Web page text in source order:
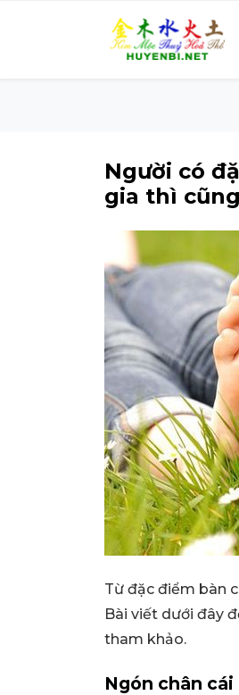
Người có
gia thì
Từ đặc điểm bàn
Bài viết dưới đây
tham khảo.
Ngón chân cái